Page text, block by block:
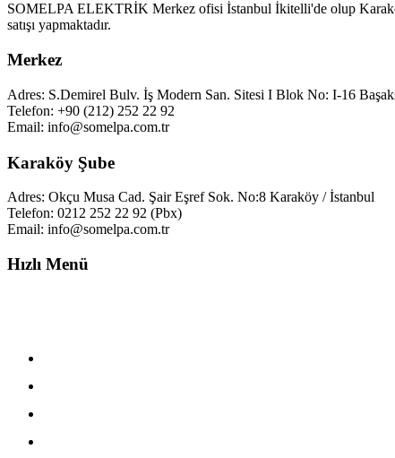
SOMELPA ELEKTRİK Merkez ofisi İstanbul İkitelli'de olup
satışı yapmaktadır.
Merkez
Adres: S.Demirel Bulv. İş Modern San. Sitesi I Blok No: I-16
Telefon: +90 (212) 252 22 92
Email: info@somelpa.com.tr
Karaköy Şube
Adres: Okçu Musa Cad. Şair Eşref Sok. No:8 Karaköy / İstanbul
Telefon: 0212 252 22 92 (Pbx)
Email: info@somelpa.com.tr
Hızlı Menü